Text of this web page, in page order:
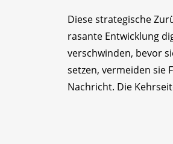
Diese strategische
rasante Entwicklung
verschwinden, bevor
setzen, vermeiden sie
Nachricht. Die